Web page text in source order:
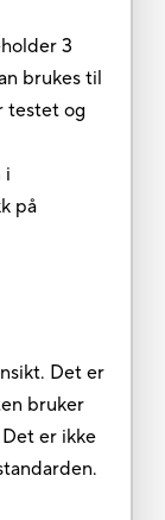
3
brukes til
testet og
i
på
Det er
bruker
er ikke